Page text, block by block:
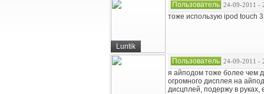
Luntik
Пользователь 24-09-2011 -
тоже использую ipod touch
Пользователь 24-09-2011 -
я айподом тоже более чем
огромного дисплея на
дисцплей, подержу в руках,